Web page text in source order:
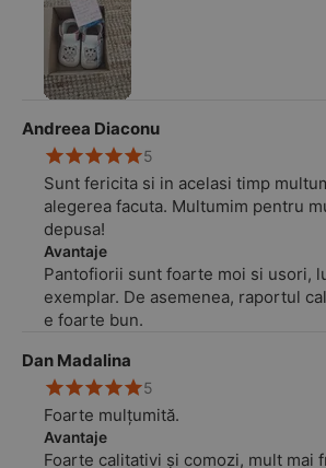
Andreea Diaconu
5
Sunt fericita si in acelasi timp
alegerea facuta. Multumim pentru
depusa!
Avantaje
Pantofiorii sunt foarte moi si usori,
exemplar. De asemenea, raportul
e foarte bun.
Dan Madalina
5
Foarte mulțumită.
Avantaje
Foarte calitativi și comozi, mult mai